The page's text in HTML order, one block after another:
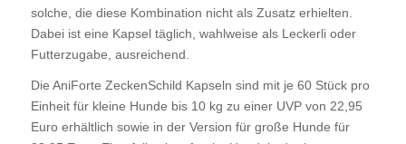
solche, die diese Kombination nicht als Zusatz erhielten.
Dabei ist eine Kapsel täglich, wahlweise als Leckerli oder
Futterzugabe, ausreichend.
Die AniForte ZeckenSchild Kapseln sind mit je 60 Stück pro
Einheit für kleine Hunde bis 10 kg zu einer UVP von 22,95
Euro erhältlich sowie in der Version für große Hunde für